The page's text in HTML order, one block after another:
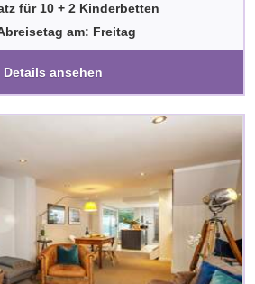
für 10 + 2 Kinderbetten
am: Freitag
Details ansehen